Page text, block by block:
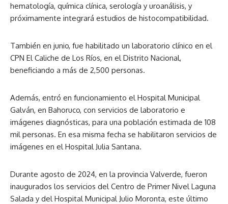
hematología, química clínica, serología y uroanálisis, y
próximamente integrará estudios de histocompatibilidad.
También en junio, fue habilitado un laboratorio clínico en el
CPN El Caliche de Los Ríos, en el Distrito Nacional,
beneficiando a más de 2,500 personas.
Además, entró en funcionamiento el Hospital Municipal
Galván, en Bahoruco, con servicios de laboratorio e
imágenes diagnósticas, para una población estimada de 108
mil personas. En esa misma fecha se habilitaron servicios de
imágenes en el Hospital Julia Santana.
Durante agosto de 2024, en la provincia Valverde, fueron
inaugurados los servicios del Centro de Primer Nivel Laguna
Salada y del Hospital Municipal Julio Moronta, este último